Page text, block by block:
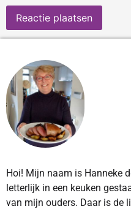
Hoi! Mijn naam is Hanneke
letterlijk in een keuken
van mijn ouders. Daar is de